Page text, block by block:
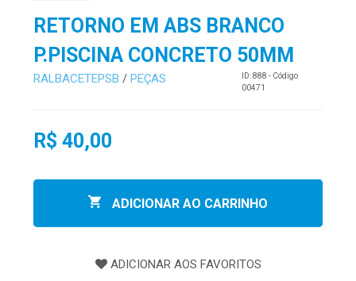
RETORNO EM ABS BRANCO
P.PISCINA CONCRETO 50MM
RALBACETEPSB / PEÇAS
ID: 888 - Código
00471
R$ 40,00
ADICIONAR AO CARRINHO